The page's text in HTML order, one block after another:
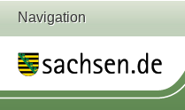
Navigation